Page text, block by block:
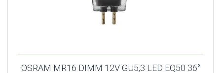
OSRAM MR16 DIMM 12V GU5,3 LED EQ50 36°